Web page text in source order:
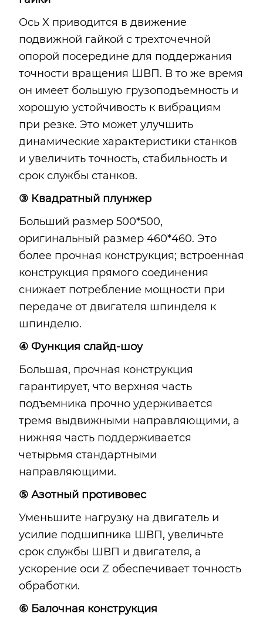
Ось X приводится в движение
подвижной гайкой с трехточечной
опорой посередине для поддержания
точности вращения ШВП. В то же время
он имеет большую грузоподъемность и
хорошую устойчивость к вибрациям
при резке. Это может улучшить
динамические характеристики станков
и увеличить точность, стабильность и
срок службы станков.
③ Квадратный плунжер
Больший размер 500*500,
оригинальный размер 460*460. Это
более прочная конструкция; встроенная
конструкция прямого соединения
снижает потребление мощности при
передаче от двигателя шпинделя к
шпинделю.
④ Функция слайд-шоу
Большая, прочная конструкция
гарантирует, что верхняя часть
подъемника прочно удерживается
тремя выдвижными направляющими, а
нижняя часть поддерживается
четырьмя стандартными
направляющими.
⑤ Азотный противовес
Уменьшите нагрузку на двигатель и
усилие подшипника ШВП, увеличьте
срок службы ШВП и двигателя, а
ускорение оси Z обеспечивает точность
обработки.
⑥ Балочная конструкция